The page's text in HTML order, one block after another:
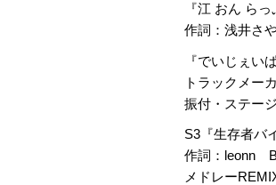
『江 おん ら
作詞：浅井さ
『でいじぇい
トラックメー
振付・ステー
S3『生存者バ
作詞：leonn
メドレー